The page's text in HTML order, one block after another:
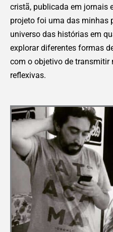
cristã, publicada em jornais
projeto foi uma das minhas
universo das histórias em
explorar diferentes formas
com o objetivo de transmitir
reflexivas.